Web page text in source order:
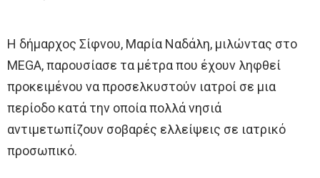
Η δήμαρχος Σίφνου, Μαρία Ναδάλη, μιλώντας στο
MEGA, παρουσίασε τα μέτρα που έχουν ληφθεί
προκειμένου να προσελκυστούν ιατροί σε μια
περίοδο κατά την οποία πολλά νησιά
αντιμετωπίζουν σοβαρές ελλείψεις σε ιατρικό
προσωπικό.